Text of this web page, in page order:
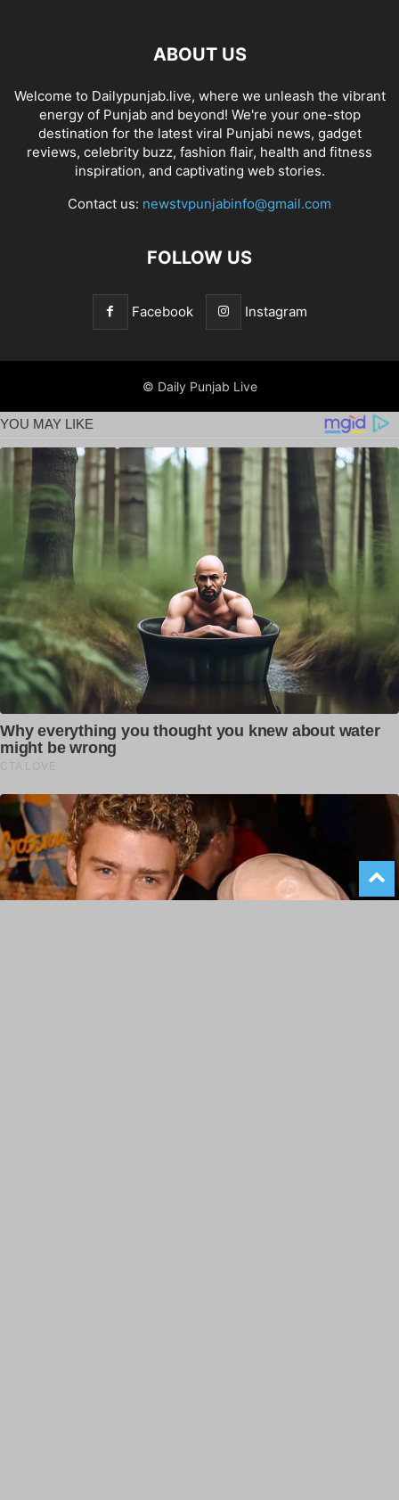
ABOUT US
Welcome to Dailypunjab.live, where we unleash the vibrant
energy of Punjab and beyond! We're your one-stop
destination for the latest viral Punjabi news, gadget
reviews, celebrity buzz, fashion flair, health and fitness
inspiration, and captivating web stories.
Contact us: newstvpunjabinfo@gmail.com
FOLLOW US
Facebook Instagram
© Daily Punjab Live